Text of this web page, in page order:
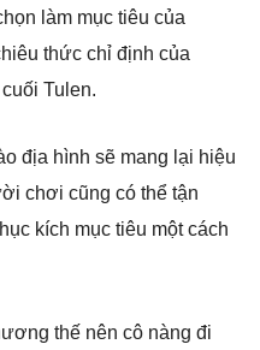
làm mục tiêu của
thức chỉ định của
Tulen.
địa hình sẽ mang lại hiệu
chơi cũng có thể tận
kích mục tiêu một cách
thế nên cô nàng đi